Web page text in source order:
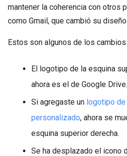
mantener la coherencia con otros
como Gmail, que cambió su
Estos son algunos de los
El logotipo de la esquina
ahora es el de Google Drive.
Si agregaste un logotipo
personalizado, ahora se
esquina superior derecha.
Se ha desplazado el icono